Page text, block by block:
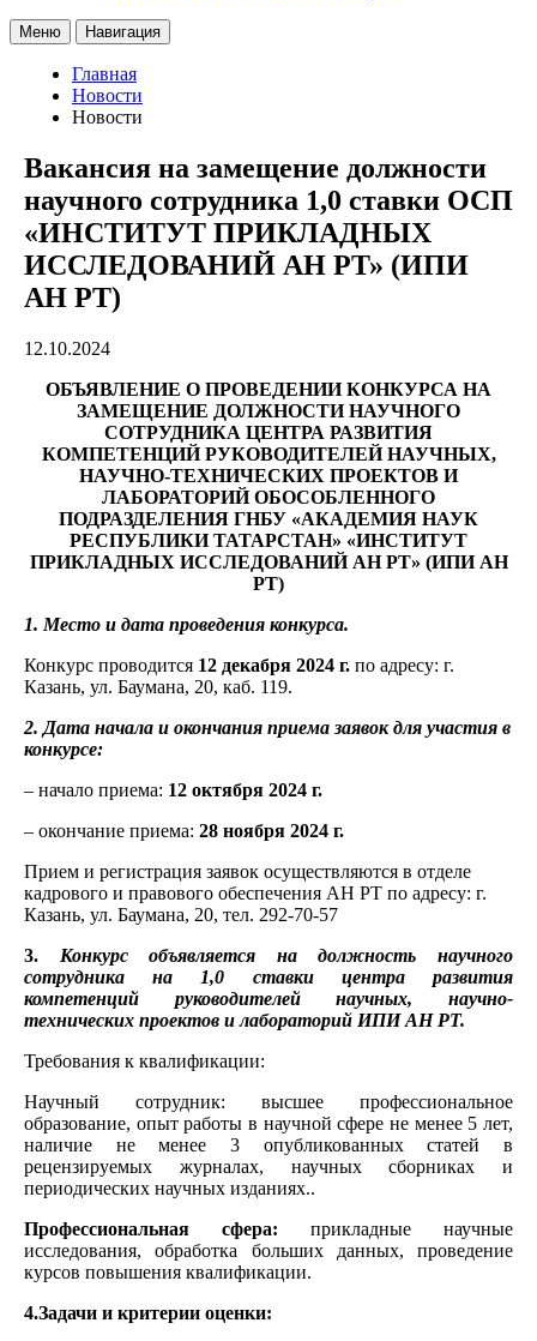
Меню Навигация
Главная
Новости
Новости
Вакансия на замещение должности
научного сотрудника 1,0 ставки ОСП
«ИНСТИТУТ ПРИКЛАДНЫХ
ИССЛЕДОВАНИЙ АН РТ» (ИПИ
АН РТ)
12.10.2024
ОБЪЯВЛЕНИЕ О ПРОВЕДЕНИИ КОНКУРСА НА
ЗАМЕЩЕНИЕ ДОЛЖНОСТИНАУЧНОГО
СОТРУДНИКА ЦЕНТРА РАЗВИТИЯ
КОМПЕТЕНЦИЙ РУКОВОДИТЕЛЕЙ НАУЧНЫХ,
НАУЧНО-ТЕХНИЧЕСКИХ ПРОЕКТОВ И
ЛАБОРАТОРИЙОБОСОБЛЕННОГО
ПОДРАЗДЕЛЕНИЯ ГНБУ «АКАДЕМИЯ НАУК
РЕСПУБЛИКИ ТАТАРСТАН» «ИНСТИТУТ
ПРИКЛАДНЫХ ИССЛЕДОВАНИЙ АН РТ» (ИПИ АН
РТ)
1. Место и дата проведения конкурса.
Конкурс проводится 12 декабря 2024 г. по адресу: г.
Казань, ул. Баумана, 20, каб. 119.
2. Дата начала и окончания приема заявок для участия в
конкурсе:
– начало приема: 12 октября 2024 г.
– окончание приема: 28 ноября 2024 г.
Прием и регистрация заявок осуществляются в отделе
кадрового и правового обеспечения АН РТ по адресу: г.
Казань, ул. Баумана, 20, тел. 292-70-57
3. Конкурс объявляется на должность научного
сотрудника на 1,0 ставки центра развития
компетенций руководителей научных, научно-
технических проектов и лабораторий ИПИ АН РТ.
Требования к квалификации:
Научный сотрудник: высшее профессиональное
образование, опыт работы в научной сфере не менее 5 лет,
наличие не менее 3 опубликованных статей в
рецензируемых журналах, научных сборниках и
периодических научных изданиях..
Профессиональная сфера: прикладные научные
исследования, обработка больших данных, проведение
курсов повышения квалификации.
4.Задачи и критерии оценки: